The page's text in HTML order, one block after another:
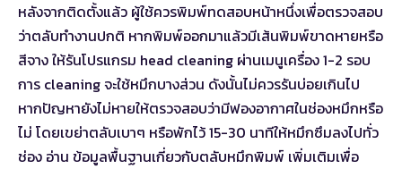
หลังจากติดตั้งแล้ว ผู้ใช้ควรพิมพ์ทดสอบหน้าหนึ่งเพื่อตรวจสอบ
ว่าตลับทำงานปกติ หากพิมพ์ออกมาแล้วมีเส้นพิมพ์ขาดหายหรือ
สีจาง ให้รันโปรแกรม head cleaning ผ่านเมนูเครื่อง 1-2 รอบ
การ cleaning จะใช้หมึกบางส่วน ดังนั้นไม่ควรรันบ่อยเกินไป
หากปัญหายังไม่หายให้ตรวจสอบว่ามีฟองอากาศในช่องหมึกหรือ
ไม่ โดยเขย่าตลับเบาๆ หรือพักไว้ 15-30 นาทีให้หมึกซึมลงไปทั่ว
ช่อง อ่าน ข้อมูลพื้นฐานเกี่ยวกับตลับหมึกพิมพ์ เพิ่มเติมเพื่อ